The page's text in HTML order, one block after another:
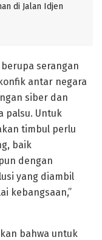
di Jalan Idjen
serangan
antar negara
siber dan
palsu. Untuk
timbul perlu
baik
dengan
yang diambil
kebangsaan,”
bahwa untuk